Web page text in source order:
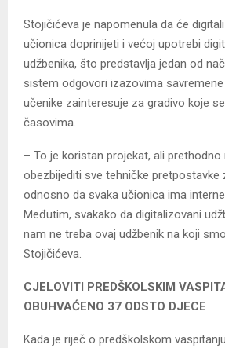
Stojičićeva je napomenula da će
učionica doprinijeti i većoj upotrebi
udžbenika, što predstavlja jedan od
sistem odgovori izazovima
učenike zainteresuje za gradivo koje
časovima.
– To je koristan projekat, ali
obezbijediti sve tehničke pretpostavke
odnosno da svaka učionica ima
Međutim, svakako da digitalizovani
nam ne treba ovaj udžbenik na koji
Stojičićeva.
CЈELOVITI PREDŠKOLSKIM
OBUHVAĆENO 37 ODSTO DЈECE
Kada je riječ o predškolskom